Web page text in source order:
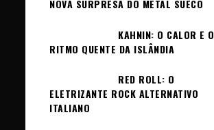
NOVA SURPRESA DO METAL SUECO
KAHNIN: O CALOR E O
RITMO QUENTE DA ISLÂNDIA
RED ROLL: O
ELETRIZANTE ROCK ALTERNATIVO
ITALIANO